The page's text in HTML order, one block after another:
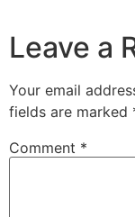
Leave a
Your email
fields are marked
Comment *